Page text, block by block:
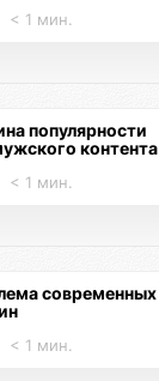
< 1 мин.
популярности
контента
< 1 мин.
современных
< 1 мин.